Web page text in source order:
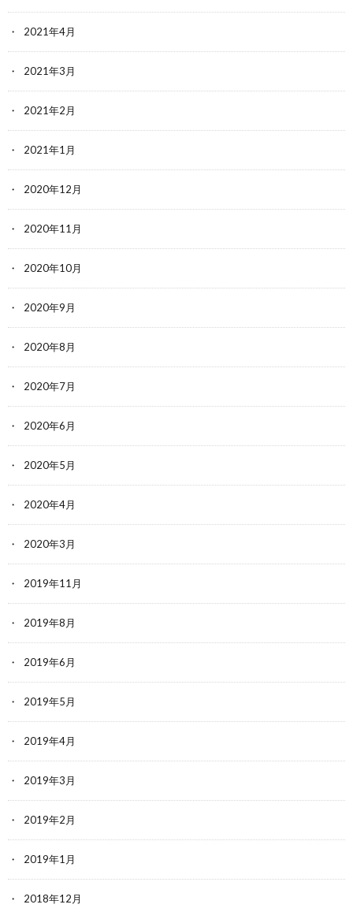
2021年4月
2021年3月
2021年2月
2021年1月
2020年12月
2020年11月
2020年10月
2020年9月
2020年8月
2020年7月
2020年6月
2020年5月
2020年4月
2020年3月
2019年11月
2019年8月
2019年6月
2019年5月
2019年4月
2019年3月
2019年2月
2019年1月
2018年12月